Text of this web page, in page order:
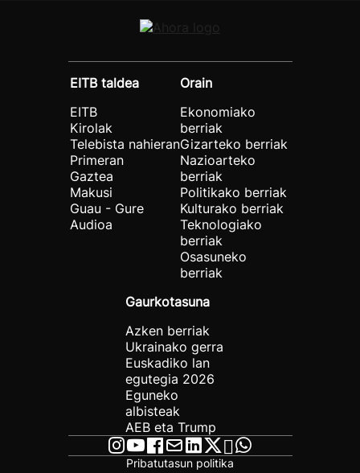
EITB taldea
EITB
Kirolak
Telebista nahieran
Primeran
Gaztea
Makusi
Guau - Gure
Audioa
Orain
Ekonomiako
berriak
Gizarteko berriak
Nazioarteko
berriak
Politikako berriak
Kulturako berriak
Teknologiako
berriak
Osasuneko
berriak
Gaurkotasuna
Azken berriak
Ukrainako gerra
Euskadiko lan
egutegia 2026
Eguneko
albisteak
AEB eta Trump
Pribatutasun politika